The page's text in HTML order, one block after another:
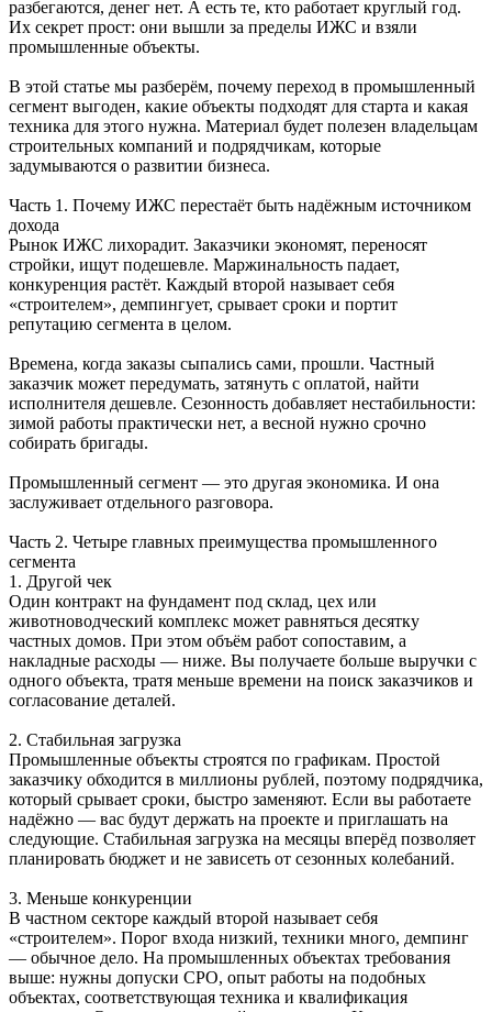
разбегаются, денег нет. А есть те, кто работает круглый год.
Их секрет прост: они вышли за пределы ИЖС и взяли
промышленные объекты.
В этой статье мы разберём, почему переход в промышленный
сегмент выгоден, какие объекты подходят для старта и какая
техника для этого нужна. Материал будет полезен владельцам
строительных компаний и подрядчикам, которые
задумываются о развитии бизнеса.
Часть 1. Почему ИЖС перестаёт быть надёжным источником
дохода
Рынок ИЖС лихорадит. Заказчики экономят, переносят
стройки, ищут подешевле. Маржинальность падает,
конкуренция растёт. Каждый второй называет себя
«строителем», демпингует, срывает сроки и портит
репутацию сегмента в целом.
Времена, когда заказы сыпались сами, прошли. Частный
заказчик может передумать, затянуть с оплатой, найти
исполнителя дешевле. Сезонность добавляет нестабильности:
зимой работы практически нет, а весной нужно срочно
собирать бригады.
Промышленный сегмент — это другая экономика. И она
заслуживает отдельного разговора.
Часть 2. Четыре главных преимущества промышленного
сегмента
1. Другой чек
Один контракт на фундамент под склад, цех или
животноводческий комплекс может равняться десятку
частных домов. При этом объём работ сопоставим, а
накладные расходы — ниже. Вы получаете больше выручки с
одного объекта, тратя меньше времени на поиск заказчиков и
согласование деталей.
2. Стабильная загрузка
Промышленные объекты строятся по графикам. Простой
заказчику обходится в миллионы рублей, поэтому подрядчика,
который срывает сроки, быстро заменяют. Если вы работаете
надёжно — вас будут держать на проекте и приглашать на
следующие. Стабильная загрузка на месяцы вперёд позволяет
планировать бюджет и не зависеть от сезонных колебаний.
3. Меньше конкуренции
В частном секторе каждый второй называет себя
«строителем». Порог входа низкий, техники много, демпинг
— обычное дело. На промышленных объектах требования
выше: нужны допуски СРО, опыт работы на подобных
объектах, соответствующая техника и квалификация